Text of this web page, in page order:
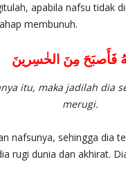
apabila nafsu tidak
membunuh.
فَأَصبَحَ مِنَ الخٰسِرينَ
itu, maka jadilah dia
merugi.
nafsunya, sehingga dia
rugi dunia dan akhirat.